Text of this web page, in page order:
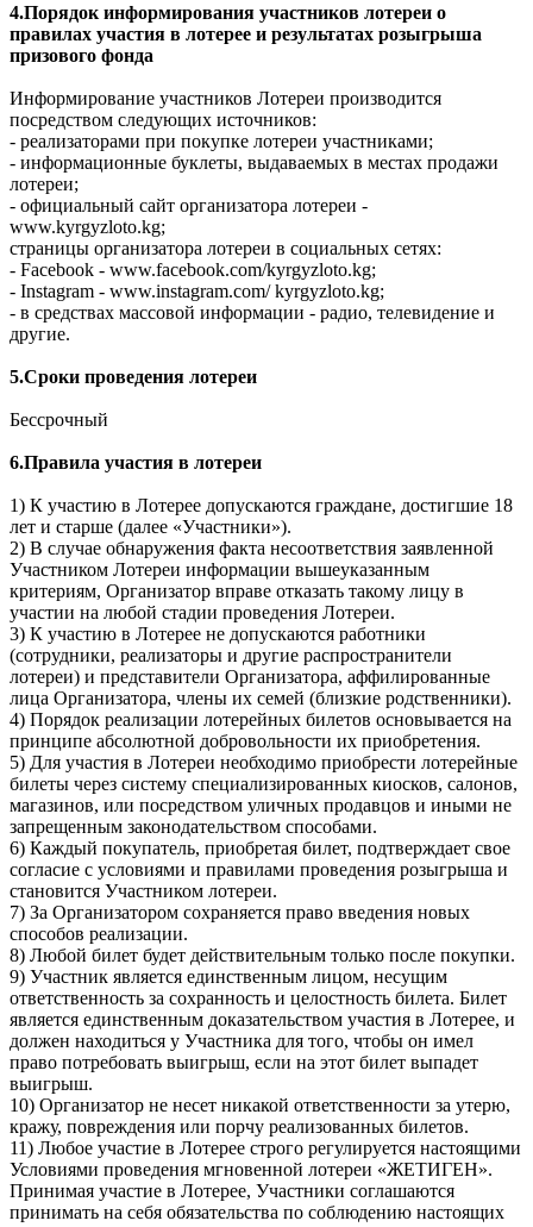
4.Порядок информирования участников лотереи о
правилах участия в лотерее и результатах розыгрыша
призового фонда
Информирование участников Лотереи производится
посредством следующих источников:
- реализаторами при покупке лотереи участниками;
- информационные буклеты, выдаваемых в местах продажи
лотереи;
- официальный сайт организатора лотереи -
www.kyrgyzloto.kg;
страницы организатора лотереи в социальных сетях:
- Facebook - www.facebook.com/kyrgyzloto.kg;
- Instagram - www.instagram.com/ kyrgyzloto.kg;
- в средствах массовой информации - радио, телевидение и
другие.
5.Сроки проведения лотереи
Бессрочный
6.Правила участия в лотереи
1) К участию в Лотерее допускаются граждане, достигшие 18
лет и старше (далее «Участники»).
2) В случае обнаружения факта несоответствия заявленной
Участником Лотереи информации вышеуказанным
критериям, Организатор вправе отказать такому лицу в
участии на любой стадии проведения Лотереи.
3) К участию в Лотерее не допускаются работники
(сотрудники, реализаторы и другие распространители
лотереи) и представители Организатора, аффилированные
лица Организатора, члены их семей (близкие родственники).
4) Порядок реализации лотерейных билетов основывается на
принципе абсолютной добровольности их приобретения.
5) Для участия в Лотереи необходимо приобрести лотерейные
билеты через систему специализированных киосков, салонов,
магазинов, или посредством уличных продавцов и иными не
запрещенным законодательством способами.
6) Каждый покупатель, приобретая билет, подтверждает свое
согласие с условиями и правилами проведения розыгрыша и
становится Участником лотереи.
7) За Организатором сохраняется право введения новых
способов реализации.
8) Любой билет будет действительным только после покупки.
9) Участник является единственным лицом, несущим
ответственность за сохранность и целостность билета. Билет
является единственным доказательством участия в Лотерее, и
должен находиться у Участника для того, чтобы он имел
право потребовать выигрыш, если на этот билет выпадет
выигрыш.
10) Организатор не несет никакой ответственности за утерю,
кражу, повреждения или порчу реализованных билетов.
11) Любое участие в Лотерее строго регулируется настоящими
Условиями проведения мгновенной лотереи «ЖЕТИГЕН».
Принимая участие в Лотерее, Участники соглашаются
принимать на себя обязательства по соблюдению настоящих